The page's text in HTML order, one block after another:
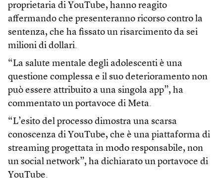
proprietaria di YouTube, hanno reagito
affermando che presenteranno ricorso contro la
sentenza, che ha fissato un risarcimento da sei
milioni di dollari.
“La salute mentale degli adolescenti è una
questione complessa e il suo deterioramento non
può essere attribuito a una singola app”, ha
commentato un portavoce di Meta.
“L’esito del processo dimostra una scarsa
conoscenza di YouTube, che è una piattaforma di
streaming progettata in modo responsabile, non
un social network”, ha dichiarato un portavoce di
YouTube.